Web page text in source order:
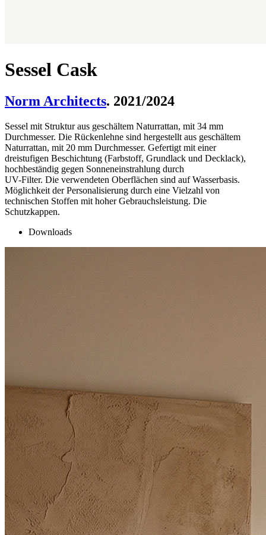
Sessel Cask
Norm Architects. 2021/2024
Sessel mit Struktur aus geschältem Naturrattan, mit 34 mm
Durchmesser. Die Rückenlehne sind hergestellt aus geschältem
Naturrattan, mit 20 mm Durchmesser. Gefertigt mit einer
dreistufigen Beschichtung (Farbstoff, Grundlack und Decklack),
hochbeständig gegen Sonneneinstrahlung durch
UV-Filter. Die verwendeten Oberflächen sind auf Wasserbasis.
Möglichkeit der Personalisierung durch eine Vielzahl von
technischen Stoffen mit hoher Gebrauchsleistung. Die
Schutzkappen.
Downloads